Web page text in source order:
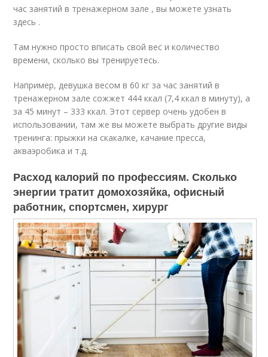
час занятий в тренажерном зале , вы можете узнать
здесь .
Там нужно просто вписать свой вес и количество
времени, сколько вы тренируетесь.
Например, девушка весом в 60 кг за час занятий в
тренажерном зале сожжет 444 ккал (7,4 ккал в минуту), а
за 45 минут – 333 ккал. Этот сервер очень удобен в
использовании, там же вы можете выбрать другие виды
тренинга: прыжки на скакалке, качание пресса,
акваэробика и т.д.
Расход калорий по профессиям. Сколько
энергии тратит домохозяйка, офисный
работник, спортсмен, хирург